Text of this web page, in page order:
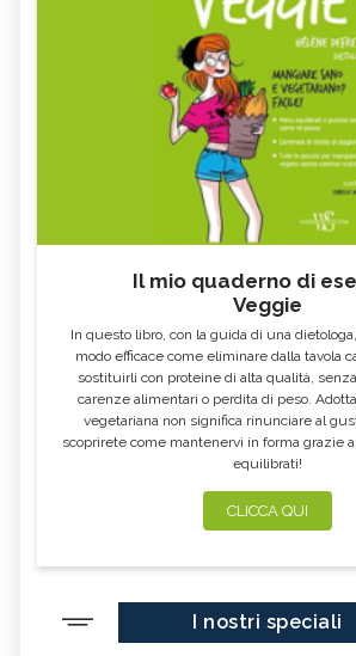
Il mio quaderno di
Veggie
In questo libro, con la guida di una
modo efficace come eliminare dalla tavola
sostituirli con proteine di alta qualità,
carenze alimentari o perdita di peso.
vegetariana non significa rinunciare al
scoprirete come mantenervi in forma grazie
equilibrati!
CLICCA QUI
I nostri speciali